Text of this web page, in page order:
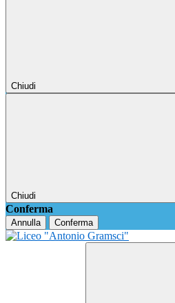
Chiudi
Chiudi
Conferma
Annulla Conferma